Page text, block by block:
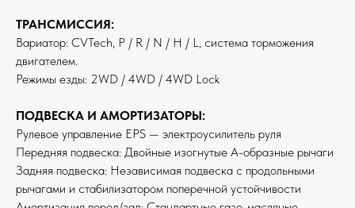
ТРАНСМИССИЯ:
Вариатор: CVTech, P / R / N / H / L, система торможения
двигателем.
Режимы езды: 2WD / 4WD / 4WD Lock
ПОДВЕСКА И АМОРТИЗАТОРЫ:
Рулевое управление EPS — электроусилитель руля
Передняя подвеска: Двойные изогнутые А-образные рычаги
Задняя подвеска: Независимая подвеска с продольными
рычагами и стабилизатором поперечной устойчивости